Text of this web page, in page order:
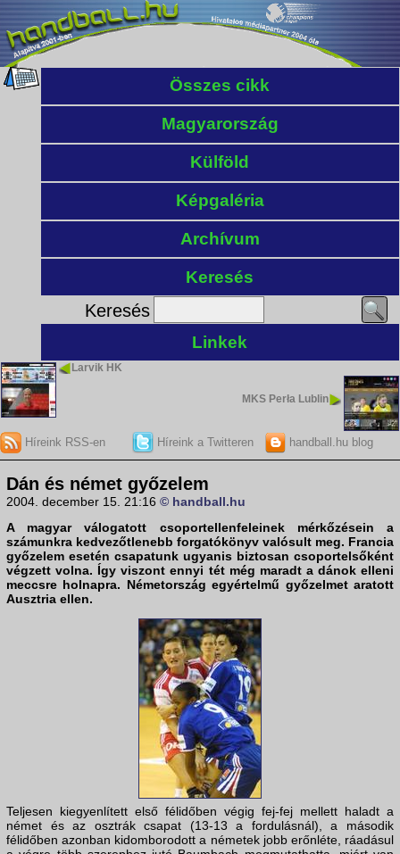
Összes cikk
Magyarország
Külföld
Képgaléria
Archívum
Keresés
Keresés
Linkek
Larvik HK
MKS Perła Lublin
Híreink RSS-en Híreink a Twitteren handball.hu blog
Dán és német győzelem
2004. december 15. 21:16 © handball.hu
A magyar válogatott csoportellenfeleinek mérkőzésein a
számunkra kedvezőtlenebb forgatókönyv valósult meg. Francia
győzelem esetén csapatunk ugyanis biztosan csoportelsőként
végzett volna. Így viszont ennyi tét még maradt a dánok elleni
meccsre holnapra. Németország egyértelmű győzelmet aratott
Ausztria ellen.
Teljesen kiegyenlített első félidőben végig fej-fej mellett haladt a
német és az osztrák csapat (13-13 a fordulásnál), a második
félidőben azonban kidomborodott a németek jobb erőnléte, ráadásul